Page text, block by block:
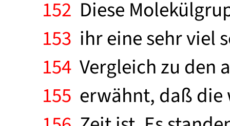
152 Diese
153 ihr eine sehr viel
154 Vergleich zu den
155 erwähnt, daß die